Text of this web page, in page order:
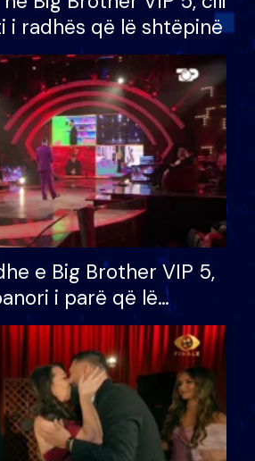
i radhës që lë shtëpinë
e Big Brother VIP 5,
i parë që lë
humb mundësinë për
e madh